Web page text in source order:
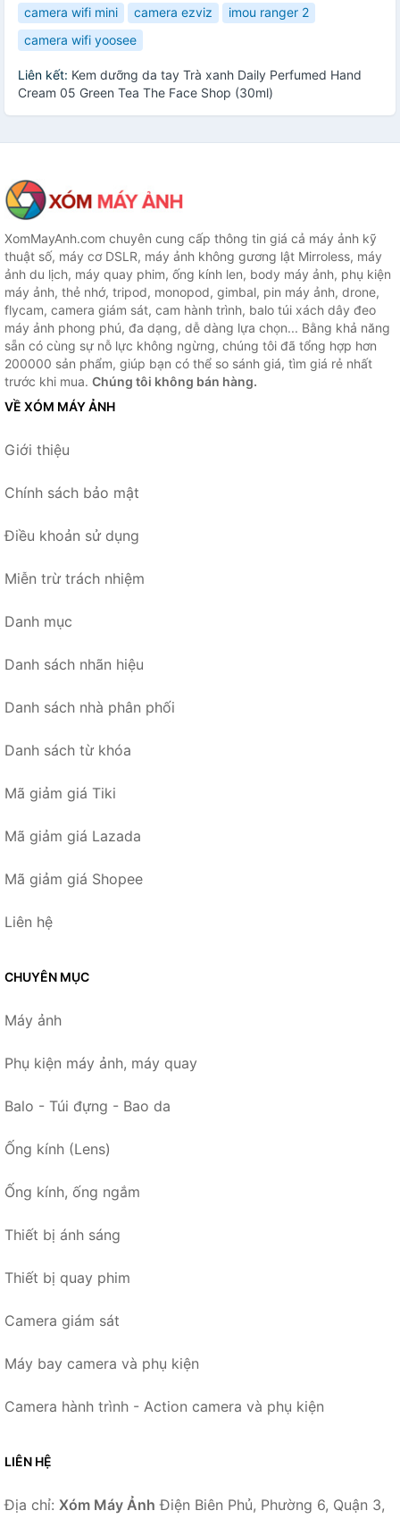
camera wifi mini
camera ezviz
imou ranger 2
camera wifi yoosee
Liên kết: Kem dưỡng da tay Trà xanh Daily Perfumed Hand
Cream 05 Green Tea The Face Shop (30ml)
XomMayAnh.com chuyên cung cấp thông tin giá cả máy ảnh kỹ
thuật số, máy cơ DSLR, máy ảnh không gương lật Mirroless, máy
ảnh du lịch, máy quay phim, ống kính len, body máy ảnh, phụ kiện
máy ảnh, thẻ nhớ, tripod, monopod, gimbal, pin máy ảnh, drone,
flycam, camera giám sát, cam hành trình, balo túi xách dây đeo
máy ảnh phong phú, đa dạng, dễ dàng lựa chọn... Bằng khả năng
sẵn có cùng sự nỗ lực không ngừng, chúng tôi đã tổng hợp hơn
200000 sản phẩm, giúp bạn có thể so sánh giá, tìm giá rẻ nhất
trước khi mua. Chúng tôi không bán hàng.
VỀ XÓM MÁY ẢNH
Giới thiệu
Chính sách bảo mật
Điều khoản sử dụng
Miễn trừ trách nhiệm
Danh mục
Danh sách nhãn hiệu
Danh sách nhà phân phối
Danh sách từ khóa
Mã giảm giá Tiki
Mã giảm giá Lazada
Mã giảm giá Shopee
Liên hệ
CHUYÊN MỤC
Máy ảnh
Phụ kiện máy ảnh, máy quay
Balo - Túi đựng - Bao da
Ống kính (Lens)
Ống kính, ống ngắm
Thiết bị ánh sáng
Thiết bị quay phim
Camera giám sát
Máy bay camera và phụ kiện
Camera hành trình - Action camera và phụ kiện
LIÊN HỆ
Địa chỉ: Xóm Máy Ảnh Điện Biên Phủ, Phường 6, Quận 3,